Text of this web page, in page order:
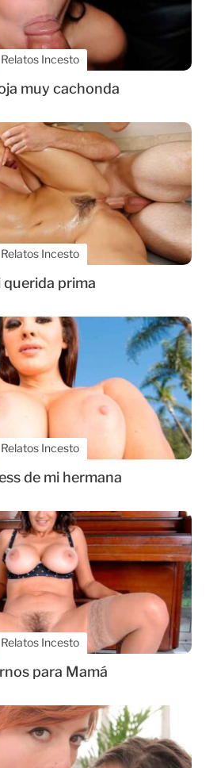
Relatos Incesto
muy cachonda
Relatos Incesto
querida prima
Relatos Incesto
de mi hermana
Relatos Incesto
para Mamá